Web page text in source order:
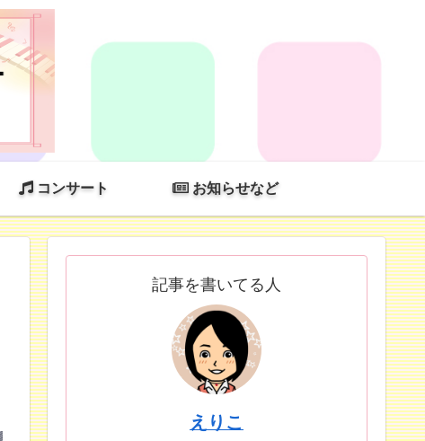
コンサート お知らせなど
記事を書いてる人
えりこ